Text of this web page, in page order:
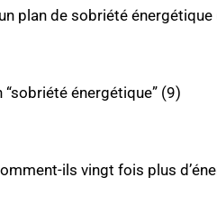
plan de sobriété énergétique
“sobriété énergétique” (9)
ils vingt fois plus